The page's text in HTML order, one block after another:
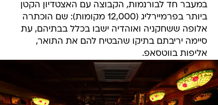
במעבר חד לבורנמות, הקבוצה עם האצטדיון הקטן
ביותר בפרמיירליג (12,000 מקומות): שם הוכתרה
אלופה ששחקניה ואוהדיה ישבו בכלל בבתיהם, עת
סיימה יריבתם בתיקו שהבטיח להם את התואר,
אליפות בווטסאפ.